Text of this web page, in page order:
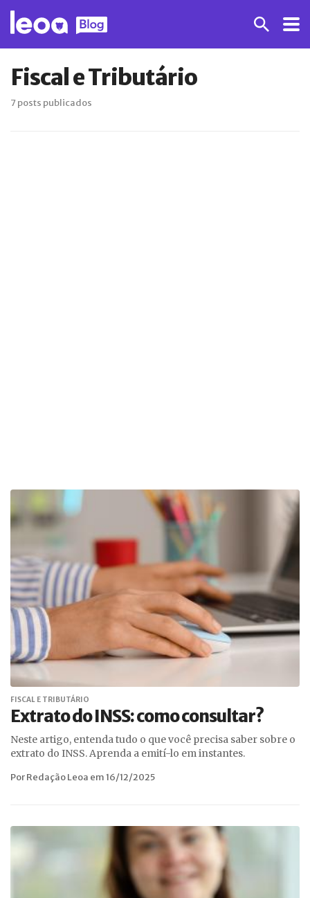
Fiscal e Tributário
7 posts publicados
FISCAL E TRIBUTÁRIO
Extrato do INSS: como consultar?
Neste artigo, entenda tudo o que você precisa saber sobre o
extrato do INSS. Aprenda a emití-lo em instantes.
Por Redação Leoa em 16/12/2025